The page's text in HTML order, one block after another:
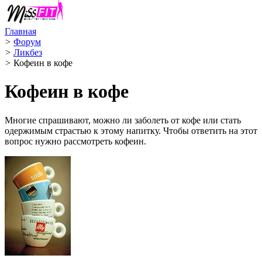
Главная
> Форум
> Ликбез
> Кофеин в кофе
Кофеин в кофе
Многие спрашивают, можно ли заболеть от кофе или стать
одержимым страстью к этому напитку. Чтобы ответить на этот
вопрос нужно рассмотреть кофеин.